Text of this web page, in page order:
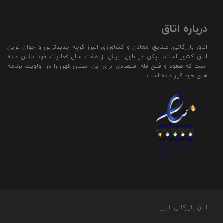
درباره اتاق
اتاق بازرگانی، صنایع، معادن و کشاورزی البرز گرچه جدیدترین و جوان ترین
اتاق کشور است، لیکن در طول بیش از هفت سال فعالیت خود نشان داده
است که صعود و فتح قله اقتصادی برای این استان کهن را در اولویت برنامه
های خود قرار داده است.
اتاق بازرگانی البرز